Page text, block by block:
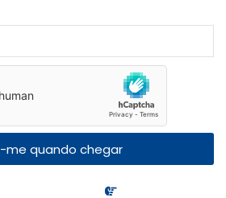
me quando chegar